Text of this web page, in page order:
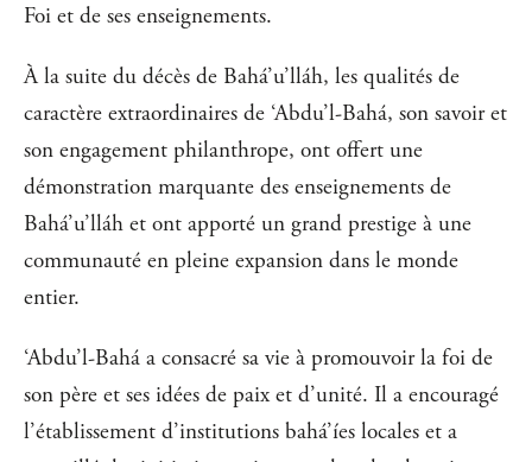
Foi et de ses enseignements.
À la suite du décès de Bahá’u’lláh, les qualités de
caractère extraordinaires de ‘Abdu’l-Bahá, son savoir et
son engagement philanthrope, ont offert une
démonstration marquante des enseignements de
Bahá’u’lláh et ont apporté un grand prestige à une
communauté en pleine expansion dans le monde
entier.
‘Abdu’l-Bahá a consacré sa vie à promouvoir la foi de
son père et ses idées de paix et d’unité. Il a encouragé
l’établissement d’institutions bahá’íes locales et a